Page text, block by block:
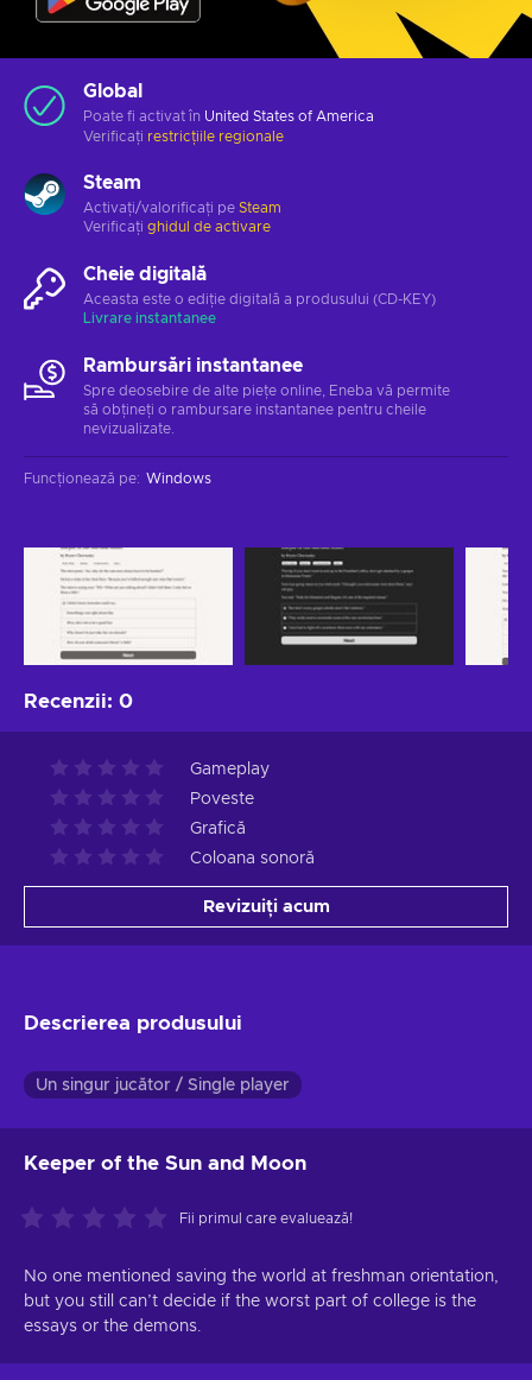
Global
Poate fi activat în United States of America
Verificați restricțiile regionale
Steam
Activați/valorificați pe Steam
Verificați ghidul de activare
Cheie digitală
Aceasta este o ediție digitală a produsului (CD-KEY)
Livrare instantanee
Rambursări instantanee
Spre deosebire de alte piețe online, Eneba vă permite
să obțineți o rambursare instantanee pentru cheile
nevizualizate.
Funcționează pe: Windows
Recenzii: 0
Gameplay
Poveste
Grafică
Coloana sonoră
Revizuiți acum
Descrierea produsului
Un singur jucător / Single player
Keeper of the Sun and Moon
Fii primul care evaluează!
No one mentioned saving the world at freshman orientation,
but you still can’t decide if the worst part of college is the
essays or the demons.